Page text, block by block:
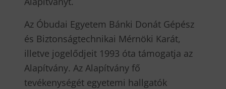
Az Óbudai Egyetem Bánki Donát Gépész
és Biztonságtechnikai Mérnöki Karát,
illetve jogelődjeit 1993 óta támogatja az
Alapítvány. Az Alapítvány fő
tevékenységét egyetemi hallgatók